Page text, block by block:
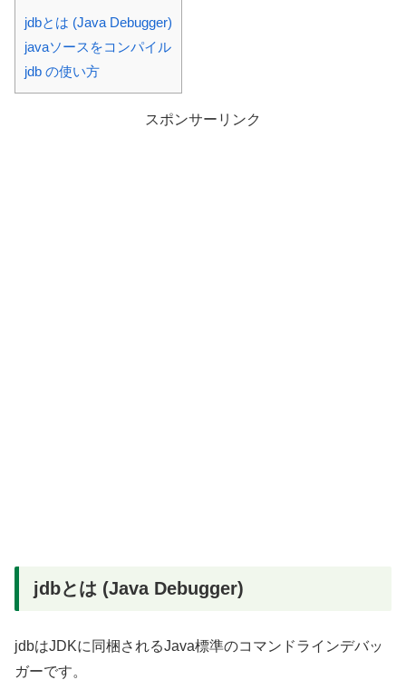
jdbとは (Java Debugger)
javaソースをコンパイル
jdb の使い方
スポンサーリンク
jdbとは (Java Debugger)
jdbはJDKに同梱されるJava標準のコマンドラインデバッ
ガーです。